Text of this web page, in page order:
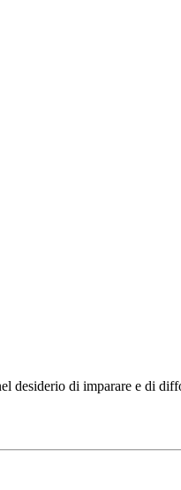
desiderio di imparare e di